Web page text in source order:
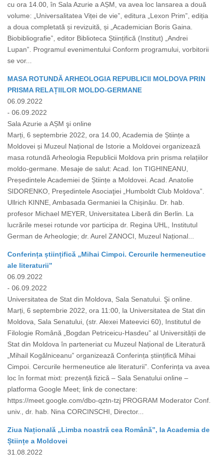
cu ora 14.00, în Sala Azurie a AȘM, va avea loc lansarea a două
volume: „Universalitatea Viței de vie”, editura „Lexon Prim”, ediția
a doua completată și revizuită, și „Academician Boris Gaina.
Biobibliografie”, editor Biblioteca Științifică (Institut) „Andrei
Lupan”. Programul evenimentului Conform programului, vorbitorii
se vor...
MASA ROTUNDĂ ARHEOLOGIA REPUBLICII MOLDOVA PRIN
PRISMA RELAȚIILOR MOLDO-GERMANE
06.09.2022
- 06.09.2022
Sala Azurie a AȘM şi online
Marți, 6 septembrie 2022, ora 14.00, Academia de Științe a
Moldovei și Muzeul Național de Istorie a Moldovei organizează
masa rotundă Arheologia Republicii Moldova prin prisma relațiilor
moldo-germane. Mesaje de salut: Acad. Ion TIGHINEANU,
Președintele Academiei de Științe a Moldovei. Acad. Anatolie
SIDORENKO, Preşedintele Asociaţiei „Humboldt Club Moldova”.
Ullrich KINNE, Ambasada Germaniei la Chișinău. Dr. hab.
profesor Michael MEYER, Universitatea Liberă din Berlin. La
lucrările mesei rotunde vor participa dr. Regina UHL, Institutul
German de Arheologie; dr. Aurel ZANOCI, Muzeul Național...
Conferința științifică „Mihai Cimpoi. Cercurile hermeneutice
ale literaturii”
06.09.2022
- 06.09.2022
Universitatea de Stat din Moldova, Sala Senatului. Şi online.
Marți, 6 septembrie 2022, ora 11:00, la Universitatea de Stat din
Moldova, Sala Senatului, (str. Alexei Mateevici 60), Institutul de
Filologie Română „Bogdan Petriceicu-Hasdeu” al Universității de
Stat din Moldova în parteneriat cu Muzeul Național de Literatură
„Mihail Kogălniceanu” organizează Conferința științifică Mihai
Cimpoi. Cercurile hermeneutice ale literaturii”. Conferința va avea
loc în format mixt: prezență fizică – Sala Senatului online –
platforma Google Meet; link de conectare:
https://meet.google.com/dbo-qztn-tzj PROGRAM Moderator Conf.
univ., dr. hab. Nina CORCINSCHI, Director...
Ziua Națională „Limba noastră cea Română”, la Academia de
Științe a Moldovei
31.08.2022